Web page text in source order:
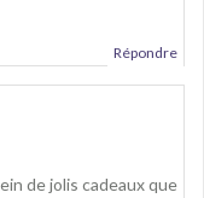
Répondre
de jolis cadeaux que